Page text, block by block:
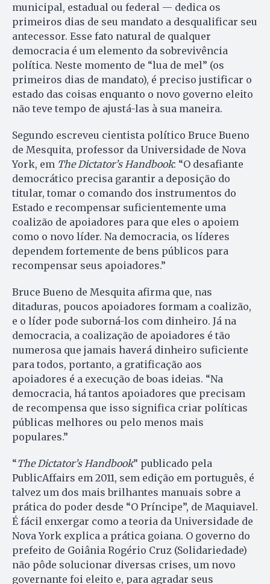
municipal, estadual ou federal — dedica os
primeiros dias de seu mandato a desqualificar seu
antecessor. Esse fato natural de qualquer
democracia é um elemento da sobrevivência
política. Neste momento de “lua de mel” (os
primeiros dias de mandato), é preciso justificar o
estado das coisas enquanto o novo governo eleito
não teve tempo de ajustá-las à sua maneira.
Segundo escreveu cientista político Bruce Bueno
de Mesquita, professor da Universidade de Nova
York, em The Dictator’s Handbook: “O desafiante
democrático precisa garantir a deposição do
titular, tomar o comando dos instrumentos do
Estado e recompensar suficientemente uma
coalizão de apoiadores para que eles o apoiem
como o novo líder. Na democracia, os líderes
dependem fortemente de bens públicos para
recompensar seus apoiadores.”
Bruce Bueno de Mesquita afirma que, nas
ditaduras, poucos apoiadores formam a coalizão,
e o líder pode suborná-los com dinheiro. Já na
democracia, a coalização de apoiadores é tão
numerosa que jamais haverá dinheiro suficiente
para todos, portanto, a gratificação aos
apoiadores é a execução de boas ideias. “Na
democracia, há tantos apoiadores que precisam
de recompensa que isso significa criar políticas
públicas melhores ou pelo menos mais
populares.”
“The Dictator’s Handbook” publicado pela
PublicAffairs em 2011, sem edição em português, é
talvez um dos mais brilhantes manuais sobre a
prática do poder desde “O Príncipe”, de Maquiavel.
É fácil enxergar como a teoria da Universidade de
Nova York explica a prática goiana. O governo do
prefeito de Goiânia Rogério Cruz (Solidariedade)
não pôde solucionar diversas crises, um novo
governante foi eleito e, para agradar seus